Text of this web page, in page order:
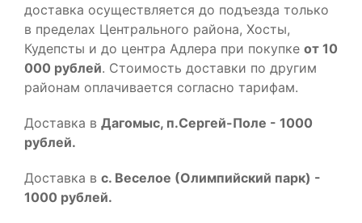
доставка осуществляется до подъезда только
в пределах Центрального района, Хосты,
Кудепсты и до центра Адлера при покупке от 10
000 рублей. Стоимость доставки по другим
районам оплачивается согласно тарифам.
Доставка в Дагомыс, п.Сергей-Поле - 1000
рублей.
Доставка в с. Веселое (Олимпийский парк) -
1000 рублей.